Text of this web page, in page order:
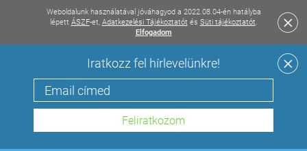
Weboldalunk használatával jóváhagyod a 2022.08.04-én hatályba
lépett ÁSZF-et, Adatkezelési Tájékoztatót és Süti tájékoztatót.
Elfogadom
Iratkozz fel hírlevelünkre!